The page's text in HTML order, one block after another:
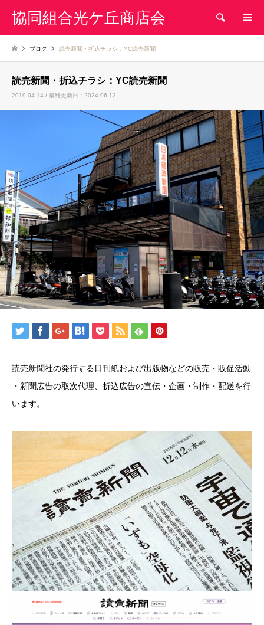
協同組合光ケ丘商店会 検索
ブログ 読売新聞・折込チラシ：YC読売新聞
読売新聞・折込チラシ：YC読売新聞
2019.04.14 / 最終更新日：2024.06.12
読売新聞社の発行する日刊紙および出版物などの販売・販促活動
・新聞広告の取次代理、折込広告の宣伝・企画・制作・配送を行
います。